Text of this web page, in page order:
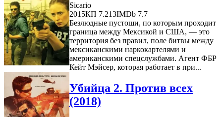
Sicario
2015КП 7.213IMDb 7.7
Безлюдные пустоши, по которым проходит
граница между Мексикой и США, — это
территория без правил, поле битвы между
мексиканскими наркокартелями и
американскими спецслужбами. Агент ФБР
Кейт Мэйсер, которая работает в при...
Убийца 2. Против всех
(2018)